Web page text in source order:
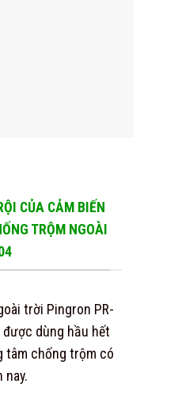
CỦA CẢM BIẾN
TRỘM NGOÀI
trời Pingron PR-
dùng hầu hết
chống trộm có